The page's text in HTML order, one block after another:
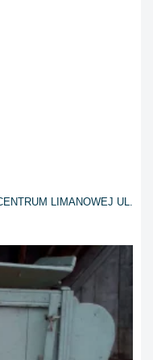
LIMANOWEJ UL.